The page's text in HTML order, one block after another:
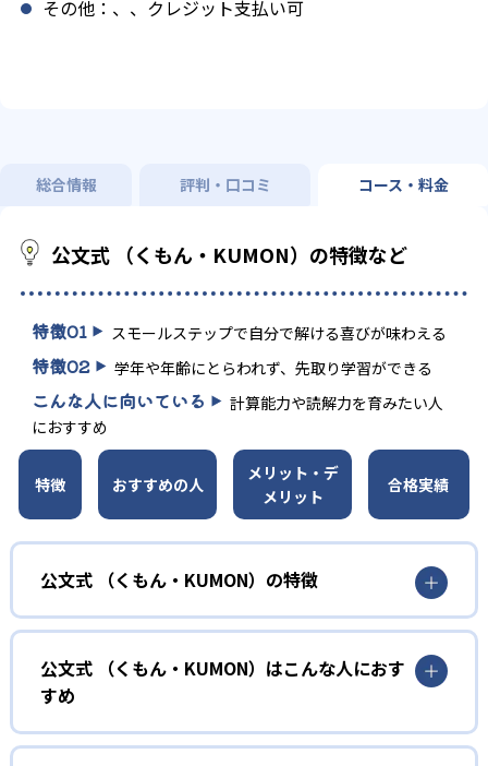
その他：、、クレジット支払い可
総合情報 評判・口コミ コース・料金
公文式 （くもん・KUMON）の特徴など
特徴01 スモールステップで自分で解ける喜びが味わえる
特徴02 学年や年齢にとらわれず、先取り学習ができる
こんな人に向いている
計算能力や読解力を育みたい人
におすすめ
特徴 おすすめの人
メリット・デ
メリット
合格実績
公文式 （くもん・KUMON）の特徴
01
無学年式の学力別学習
KUMONでは、年齢や学年にとらわれずに、一人ひとりの学
力に応じたレベルから学習を始めている。
確実に100点が取れるレベルから少しずつ難易度を上げてい
公文式 （くもん・KUMON）はこんな人におす
すめ
幼児